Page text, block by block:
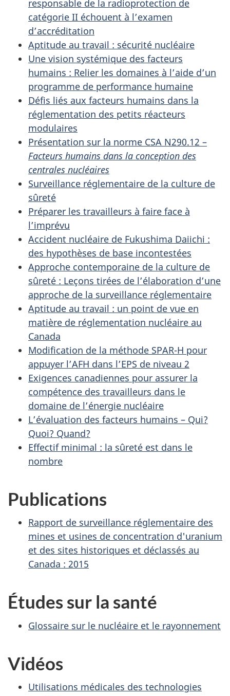
responsable de la radioprotection de
catégorie II échouent à l’examen
d’accréditation
Aptitude au travail : sécurité nucléaire
Une vision systémique des facteurs
humains : Relier les domaines à l’aide d’un
programme de performance humaine
Défis liés aux facteurs humains dans la
réglementation des petits réacteurs
modulaires
Présentation sur la norme CSA N290.12 –
Facteurs humains dans la conception des
centrales nucléaires
Surveillance réglementaire de la culture de
sûreté
Préparer les travailleurs à faire face à
l’imprévu
Accident nucléaire de Fukushima Daiichi :
des hypothèses de base incontestées
Approche contemporaine de la culture de
sûreté : Leçons tirées de l’élaboration d’une
approche de la surveillance réglementaire
Aptitude au travail : un point de vue en
matière de réglementation nucléaire au
Canada
Modification de la méthode SPAR-H pour
appuyer l’AFH dans l’EPS de niveau 2
Exigences canadiennes pour assurer la
compétence des travailleurs dans le
domaine de l’énergie nucléaire
L’évaluation des facteurs humains – Qui?
Quoi? Quand?
Effectif minimal : la sûreté est dans le
nombre
Publications
Rapport de surveillance réglementaire des
mines et usines de concentration d'uranium
et des sites historiques et déclassés au
Canada : 2015
Études sur la santé
Glossaire sur le nucléaire et le rayonnement
Vidéos
Utilisations médicales des technologies